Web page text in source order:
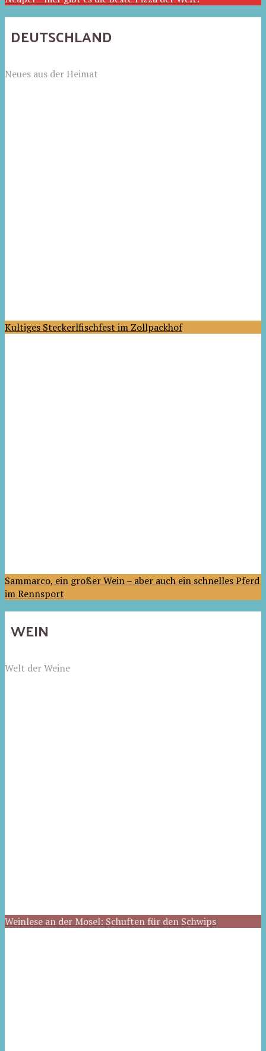
DEUTSCHLAND
Neues aus der Heimat
Kultiges Steckerlfischfest im Zollpackhof
Sammarco, ein großer Wein – aber auch ein schnelles Pferd
im Rennsport
WEIN
Welt der Weine
Weinlese an der Mosel: Schuften für den Schwips